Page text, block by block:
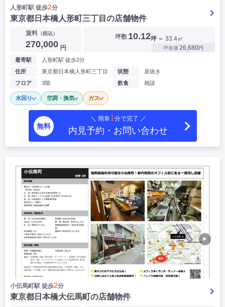
アパレル・古着屋
| コンビニ | 花屋
こだわり条件から探す
居抜き | スケルトン
人形町駅 徒歩2分
東京都日本橋人形町三丁目の店舗物件
賃料（税込）
270,000 円
坪数 10.12坪 ＝ 33.4㎡
坪単価 26,680円
最寄駅
人形町駅 徒歩2分
住所
東京都日本橋人形町三丁目
フロア
3階
状態
居抜き
飲食
相談
水回り 空調・換気 ガス
無料
＼ 簡単1分で完了 ／
内見予約・お問い合わせ
▶
小伝馬町駅 徒歩2分
東京都日本橋大伝馬町の店舗物件